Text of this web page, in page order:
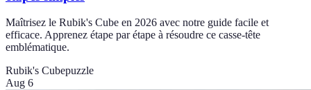
Maîtrisez le Rubik's Cube en 2026 avec notre guide facile et
efficace. Apprenez étape par étape à résoudre ce casse-tête
emblématique.
Rubik's Cubepuzzle
Aug 6